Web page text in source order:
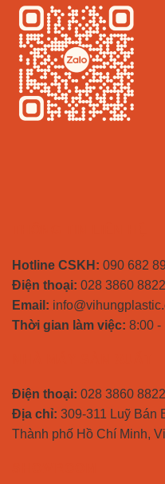
Hotline CSKH: 090 682
Điện thoại: 028 3860 8822
Email:
Thời gian làm việc: 8:00 -
Điện thoại: 028 3860 8822
Địa chỉ: 309-311 Luỹ Bán
Thành phố Hồ Chí Minh,